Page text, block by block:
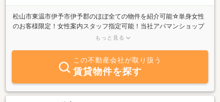
松山市東温市伊予市伊予郡のほぼ全ての物件を紹介可能☆単身女性
のお客様限定！女性案内スタッフ指定可能！当社アパマンショップ
QSCランキング全国１位獲得☆初期費用５万円以下物件、引越無料
もっと見る
この不動産会社が取り扱う
賃貸物件を探す